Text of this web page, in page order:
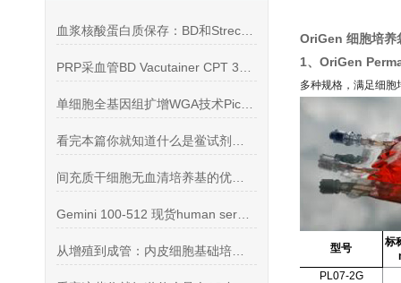
OriGen 细胞培养
1、OriGen
多种规格，满足细
型号
标
PL07-2G